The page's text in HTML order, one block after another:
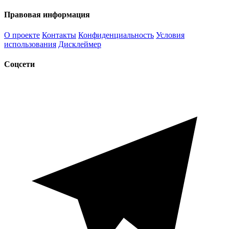
Правовая информация
О проекте Контакты Конфиденциальность Условия
использования Дисклеймер
Соцсети